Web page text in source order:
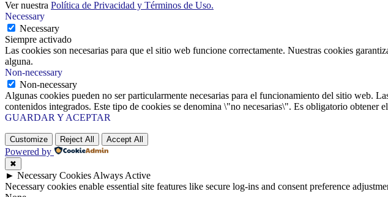
Ver nuestra Política de Privacidad y Términos de Uso.
Necessary
Necessary
Siempre activado
Las cookies son necesarias para que el sitio web funcione correctamente. Nuestras cookies
alguna.
Non-necessary
Non-necessary
Algunas cookies pueden no ser particularmente necesarias para el funcionamiento del sitio web.
contenidos integrados. Este tipo de cookies se denomina \"no necesarias\". Es obligatorio obtener
GUARDAR Y ACEPTAR
Customize Reject All Accept All
Powered by
✖
► Necessary Cookies Always Active
Necessary cookies enable essential site features like secure log-ins and consent preference